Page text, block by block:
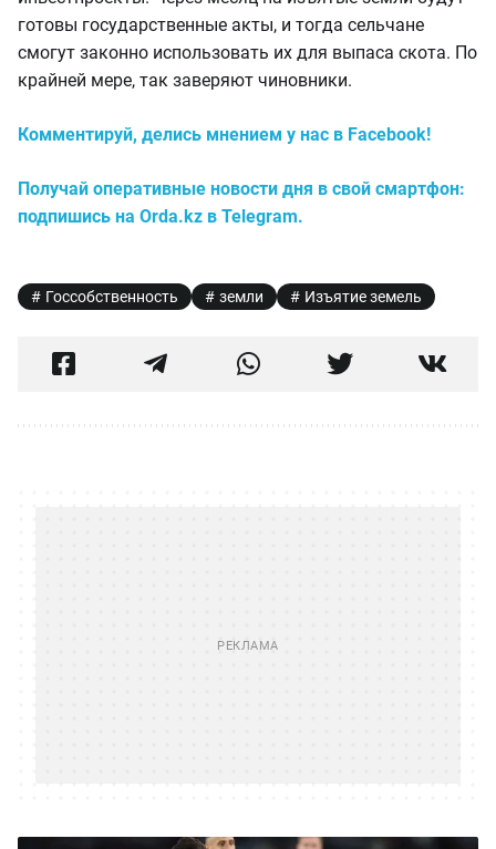
готовы государственные акты, и тогда сельчане
смогут законно использовать их для выпаса скота. По
крайней мере, так заверяют чиновники.
Комментируй, делись мнением у нас в Facebook!
Получай оперативные новости дня в свой смартфон:
подпишись на Orda.kz в Telegram.
Госсобственность земли Изъятие земель